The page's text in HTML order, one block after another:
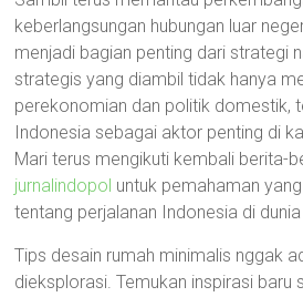
keberlangsungan hubungan luar
menjadi bagian penting dari strategi
strategis yang diambil tidak hanya
perekonomian dan politik domestik,
Indonesia sebagai aktor penting di
Mari terus mengikuti kembali berita-
jurnalindopol untuk pemahaman
tentang perjalanan Indonesia di
Tips desain rumah minimalis nggak
dieksplorasi. Temukan inspirasi baru